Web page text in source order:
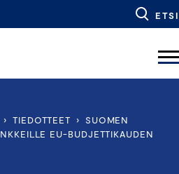
ETSI
› TIEDOTTEET ›
SUOMEN
EU-BUDJETTIKAUDEN